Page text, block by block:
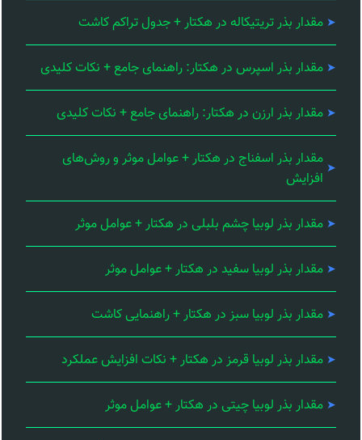
مقدار بذر تریتیکاله در هکتار + جدول تراکم کاشت
مقدار بذر اسپرس در هکتار: راهنمای جامع + نکات کلیدی
مقدار بذر ارزن در هکتار: راهنمای جامع + نکات کلیدی
مقدار بذر اسفناج در هکتار + عوامل موثر و روش‌های
افزایش
مقدار بذر لوبیا چشم بلبلی در هکتار + عوامل موثر
مقدار بذر لوبیا سفید در هکتار + عوامل موثر
مقدار بذر لوبیا سبز در هکتار + راهنمایی کاشت
مقدار بذر لوبیا قرمز در هکتار + نکات افزایش عملکرد
مقدار بذر لوبیا چیتی در هکتار + عوامل موثر